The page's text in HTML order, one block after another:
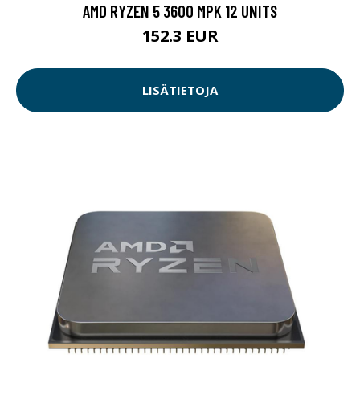
AMD RYZEN 5 3600 MPK 12 UNITS
152.3 EUR
LISÄTIETOJA